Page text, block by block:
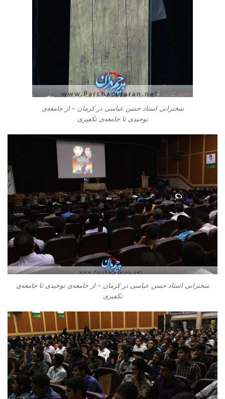
سخنرانی استاد حسن عباسی در کرمان – از جامعه‌ی
توحیدی تا جامعه‌ی تکفیری
سخنرانی استاد حسن عباسی در کرمان – از جامعه‌ی توحیدی تا جامعه‌ی
تکفیری